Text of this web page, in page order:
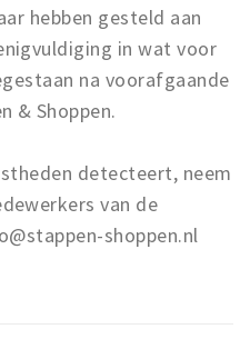
hebben gesteld aan
in wat voor
na voorafgaande
& Shoppen.
detecteert, neem
van de
shoppen.nl